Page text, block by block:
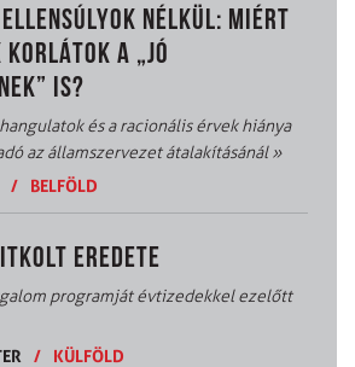
NÉLKÜL: MIÉRT
KORLÁTOK A „JÓ
IS?
és a racionális érvek hiánya
az államszervezet átalakításánál»
/ BELFÖLD
EREDETE
programját évtizedekkel ezelőtt
/ KÜLFÖLD